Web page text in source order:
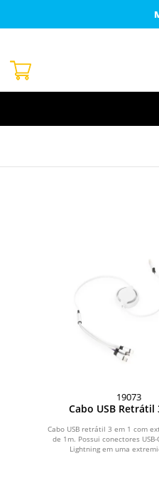
19073
Cabo USB Retrátil
Cabo USB retrátil 3 em 1 com
de 1m. Possui conectores USB-
Lightning em uma